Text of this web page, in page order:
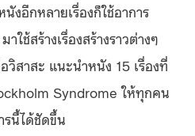
งอีกหลายเรื่องก็ใช้อาการ
ช้สร้างเรื่องสร้างราวต่างๆ
วิสาสะ แนะนำหนัง 15 เรื่องที่
Syndrome ให้ทุกคน
รนี้ได้ชัดขึ้น